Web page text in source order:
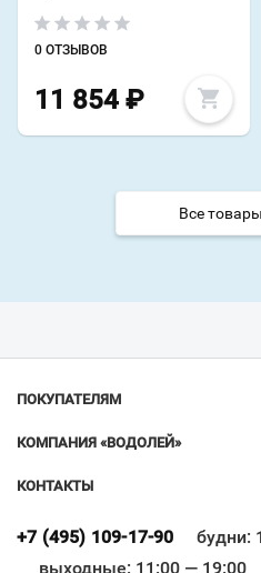
0 ОТЗЫВОВ
11 854 ₽
Все
ПОКУПАТЕЛЯМ
КОМПАНИЯ «ВОДОЛЕЙ»
КОНТАКТЫ
+7 (495) 109-17-90
будни:
выходные: 11:00 — 19:00